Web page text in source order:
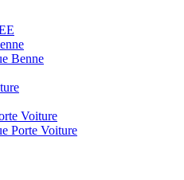
Benne
Voiture
Porte Voiture